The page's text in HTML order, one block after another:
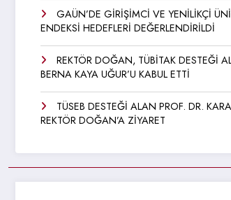
GAÜN’DE GİRİŞİMCİ VE YENİLİKÇİ
ENDEKSİ HEDEFLERİ DEĞERLENDİRİLDİ
REKTÖR DOĞAN, TÜBİTAK DESTEĞİ
BERNA KAYA UĞUR’U KABUL ETTİ
TÜSEB DESTEĞİ ALAN PROF. DR.
REKTÖR DOĞAN’A ZİYARET